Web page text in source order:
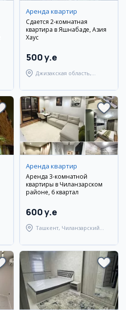
Аренда квартир
Сдается 2-комнатная
квартира в Яшнабаде, Азия
Хаус
500 y.e
Джизакская область,
Аренда квартир
Аренда 3-комнатной
квартиры в Чиланзарском
районе, 6 квартал
600 y.e
Ташкент, Чиланзарский